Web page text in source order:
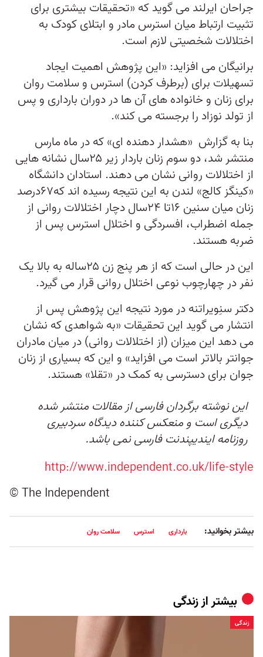
جراحان ایرلند می گوید که «تحقیقات بیشتری برای
تثبیت ارتباط میان استرس مادر و ابتلای کودک به
اختلالات شخصیتی لازم است.
برانیگان می افزاید: «این پژوهش اهمیت ایجاد
تسهیلات برای (برطرف کردن) استرس و سلامت روان
برای زنان و خانواده های آن ها در دوران بارداری و پس
از تولد نوزاد را برجسته می کند».
بنا به گزارش «هشدار دهنده ای» که در ماه مارس
منتشر شد، دو سوم زنان باردار زیر ۲۵سال نشانه هایی
از اختلالات روانی نشان می دهند. استادان دانشگاه
«کینگز کالج» لندن به این نتیجه رسیده اند که۶۷درصد
زنان میان سنین ۱۶تا ۲۴سال دچار اختلالات روانی از
جمله اضطراب، افسردگی و اختلال استرس پس از
ضربه هستند.
این در حالی است که از هر پنج زن ۲۵ساله به بالا یک
نفر در چهارچوب نوعی اختلال روانی قرار می گیرد.
دکتر سنِویراتنه در مورد نتیجه این پژوهش پس از
انتشار می گوید این تحقیقات «به شواهدی که نشان
می دهد این میزان (از اختلالات روانی) در میان مادران
جوانتر بالاتر است می افزاید» و این که بسیاری از زنان
جوان برای دسترسی به کمک در «تقلا» هستند.
این نوشته برگردان فارسی از مقالات منتشر شده
دیگری است و منعکس کننده دیدگاه سردبیری
روزنامه ایندیپندنت فارسی نمی باشد.
http://www.independent.co.uk/life-style
© The Independent
بیشتر بخوانید: بارداری استرس سلامت روان
بیشتر اززندگی
زندگی